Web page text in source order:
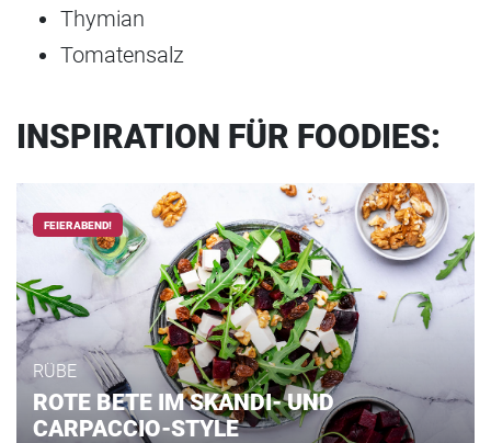
Thymian
Tomatensalz
INSPIRATION FÜR FOODIES:
FEIERABEND!
RÜBE
ROTE BETE IM SKANDI- UND
CARPACCIO-STYLE